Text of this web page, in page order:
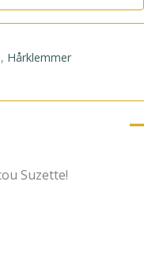
, Hårklemmer
Suzette!